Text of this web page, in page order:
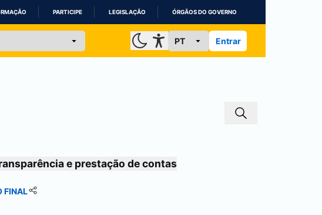
PARTICIPE LEGISLAÇÃO ÓRGÃOS DO GOVERNO
Entrar
e prestação de contas
FINAL